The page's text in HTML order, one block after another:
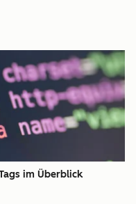
im Überblick